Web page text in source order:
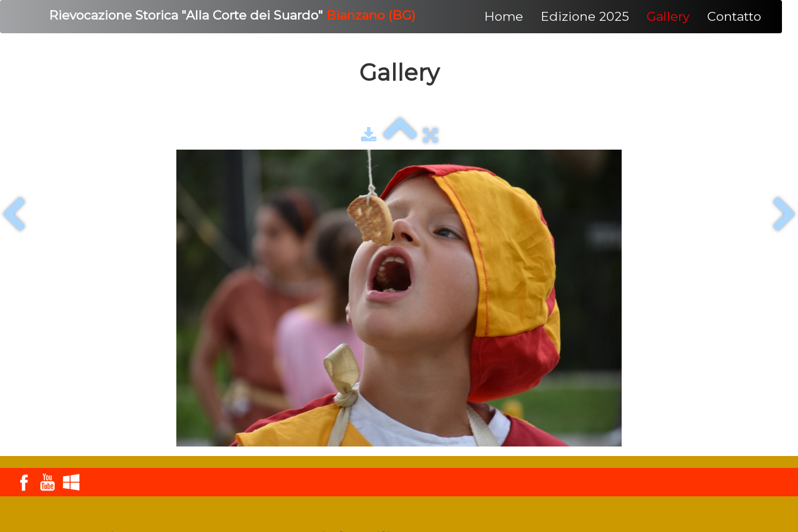
Rievocazione Storica "Alla Corte dei Suardo" Bianzano (BG) Home Edizione 2025 Gallery Contatto
Gallery